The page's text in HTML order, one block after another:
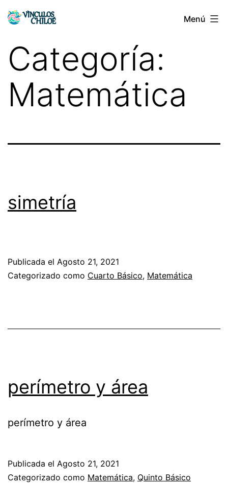
Saltar
contenido
Vínculos
Menú
Categoría:
Matemática
simetría
Publicada el Agosto 21, 2021
Categorizado como Cuarto Básico, Matemática
perímetro y área
perímetro y área
Publicada el Agosto 21, 2021
Categorizado como Matemática, Quinto Básico